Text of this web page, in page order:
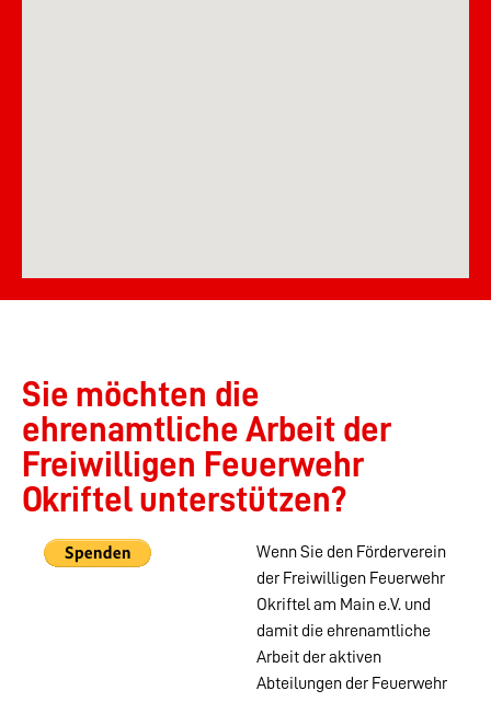
Sie möchten die
ehrenamtliche Arbeit der
Freiwilligen Feuerwehr
Okriftel unterstützen?
Wenn Sie den Förderverein
der Freiwilligen Feuerwehr
Okriftel am Main e.V. und
damit die ehrenamtliche
Arbeit der aktiven
Abteilungen der Feuerwehr